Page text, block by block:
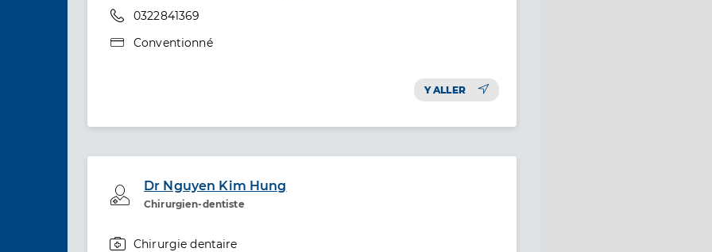
Téléphone
0322841369
Type de convention
Conventionné
Y ALLER
Dr Nguyen Kim Hung
Chirurgien-dentiste
Professionel de santé
Chirurgie dentaire